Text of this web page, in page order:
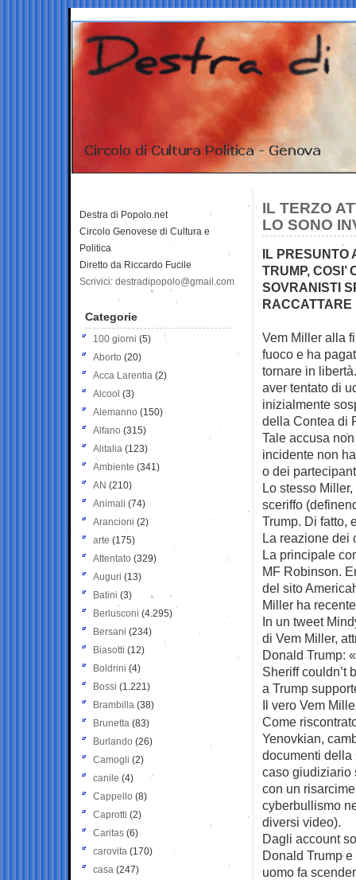
IL TERZO
LO SONO
IL PRESUNTO
TRUMP, COSI’
SOVRANISTI
RACCATTARE
Vem Miller alla
fuoco e ha
tornare in
aver tentato di
inizialmente
della Contea di
Tale accusa
incidente non
o dei
Lo stesso
sceriffo
Trump. Di fatto,
La reazione dei
La principale
MF Robinson.
del sito
Miller ha
In un tweet
di Vem Miller,
Donald Trump:
Sheriff couldn’t
a Trump
Il vero Vem
Come
Yenovkian,
documenti della
caso giudiziario
con un
cyberbullismo
diversi video).
Dagli account
Donald Trump
uomo fa
Destra di Popolo.net
Circolo Genovese di Cultura e
Politica
Diretto da Riccardo Fucile
Scrivici: destradipopolo@gmail.com
Categorie
100 giorni (5)
Aborto (20)
Acca Larentia (2)
Alcool (3)
Alemanno (150)
Alfano (315)
Alitalia (123)
Ambiente (341)
AN (210)
Animali (74)
Arancioni (2)
arte (175)
Attentato (329)
Auguri (13)
Batini (3)
Berlusconi (4.295)
Bersani (234)
Biasotti (12)
Boldrini (4)
Bossi (1.221)
Brambilla (38)
Brunetta (83)
Burlando (26)
Camogli (2)
canile (4)
Cappello (8)
Caprotti (2)
Caritas (6)
carovita (170)
casa (247)